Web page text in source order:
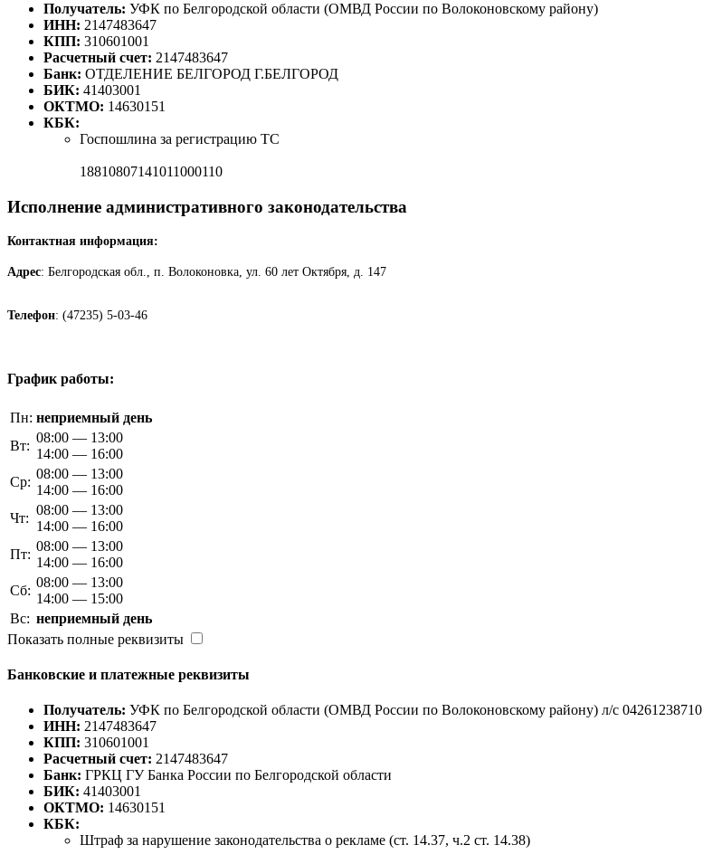
Получатель: УФК по Белгородской области (ОМВД России по Волоконовскому району)
ИНН: 2147483647
КПП: 310601001
Расчетный счет: 2147483647
Банк: ОТДЕЛЕНИЕ БЕЛГОРОД Г.БЕЛГОРОД
БИК: 41403001
ОКТМО: 14630151
КБК:
Госпошлина за регистрацию ТС
18810807141011000110
Исполнение административного законодательства
Контактная информация:
Адрес: Белгородская обл., п. Волоконовка, ул. 60 лет Октября, д. 147
Телефон: (47235) 5-03-46
График работы:
Пн: неприемный день
Вт:
08:00 — 13:00
14:00 — 16:00
Ср:
08:00 — 13:00
14:00 — 16:00
Чт:
08:00 — 13:00
14:00 — 16:00
Пт:
08:00 — 13:00
14:00 — 16:00
Сб:
08:00 — 13:00
14:00 — 15:00
Вс: неприемный день
Показать полные реквизиты
Банковские и платежные реквизиты
Получатель: УФК по Белгородской области (ОМВД России по Волоконовскому району) л/с 04261238710
ИНН: 2147483647
КПП: 310601001
Расчетный счет: 2147483647
Банк: ГРКЦ ГУ Банка России по Белгородской области
БИК: 41403001
ОКТМО: 14630151
КБК:
Штраф за нарушение законодательства о рекламе (ст. 14.37, ч.2 ст. 14.38)